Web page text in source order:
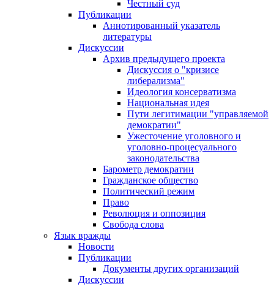
Честный суд
Публикации
Аннотированный указатель
литературы
Дискуссии
Архив предыдущего проекта
Дискуссия о "кризисе
либерализма"
Идеология консерватизма
Национальная идея
Пути легитимации "управляемой
демократии"
Ужесточение уголовного и
уголовно-процесуального
законодательства
Барометр демократии
Гражданское общество
Политический режим
Право
Революция и оппозиция
Свобода слова
Язык вражды
Новости
Публикации
Документы других организаций
Дискуссии